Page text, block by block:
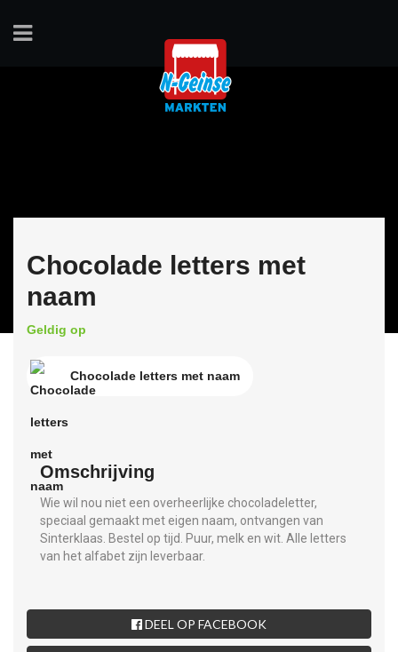
Chocolade letters met
naam
Geldig op
Chocolade letters met naam
Omschrijving
Wie wil nou niet een overheerlijke chocoladeletter,
speciaal gemaakt met eigen naam, ontvangen van
Sinterklaas. Bestel op tijd. Puur, melk en wit. Alle letters
van het alfabet zijn leverbaar.
DEEL OP FACEBOOK